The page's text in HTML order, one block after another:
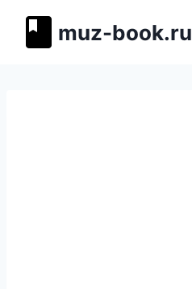
muz-book.ru